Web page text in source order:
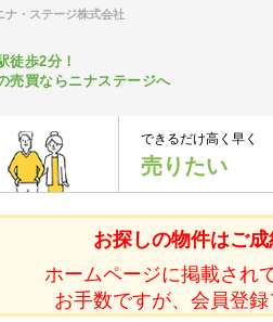
ナ・ステージ株式会社
徒歩2分！
売買ならニナステージへ
できるだけ高く早く
売りたい
お探しの物件はご成
ホームページに掲載され
お手数ですが、会員登録